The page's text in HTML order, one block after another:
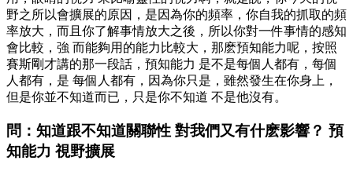
野之所以會擴展的原因，是因為你的頻率，你自我的抓取的頻
率放大，而且你了解事情放大之後，所以你對一件事情的感知
會比較，強 而能夠用的能力比較大，那麽預知能力呢，按照
賽斯剛才講的那一段話，預知能力 是不是每個人都有，每個
人都有，是 每個人都有，因為你只是，雖然發生在你身上，
但是你並不知道而已，只是你不知道 不是他沒有。
問：知道跟不知道關聯性 對我們又有什麽影響？ 預
知能力 視野擴展